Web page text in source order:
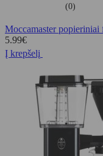
(0)
Moccamaster
5.99€
Į krepšelį